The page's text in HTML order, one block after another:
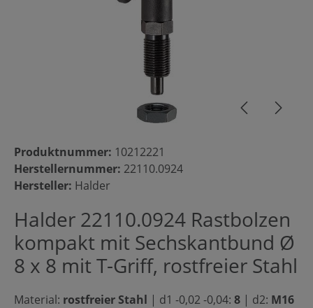
Produktnummer: 10212221
Herstellernummer: 22110.0924
Hersteller: Halder
Halder 22110.0924 Rastbolzen
kompakt mit Sechskantbund Ø
8 x 8 mit T-Griff, rostfreier Stahl
Material: rostfreier Stahl | d1 -0,02 -0,04: 8 | d2: M16